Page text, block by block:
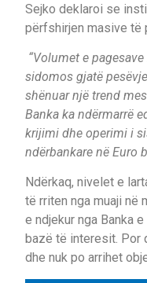
Sejko deklaroi se
përfshirjen masive të
“Volumet e
sidomos gjatë
shënuar një trend
Banka ka ndërmarrë
krijimi dhe operimi i
ndërbankare në Euro
Ndërkaq, nivelet e
të rriten nga muaji në
e ndjekur nga Banka
bazë të interesit. Por
dhe nuk po arrihet